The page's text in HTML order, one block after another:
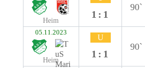
Heim
1:1
90`
05.11.2023
Heim
U
1:1
90`